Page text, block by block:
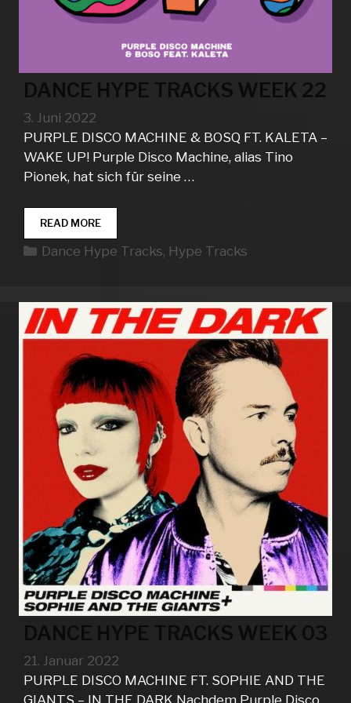
DANCE HYPE TRACKS WEEK 22
3. Juni 2022
PURPLE DISCO MACHINE & BOSQ FT. KALETA –
WAKE UP! Purple Disco Machine, alias Tino
Pionek, hat sich für seine …
READ MOREDANCE
HYPE
TRACKS
Kategorien
Dance Hype Tracks, Hype Tracks
DANCE HYPE TRACKS WEEK 03
21. Januar 2022
PURPLE DISCO MACHINE FT. SOPHIE AND THE